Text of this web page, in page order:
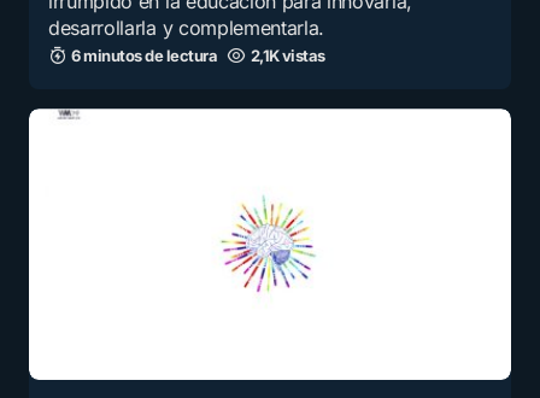
desarrollarla y complementarla.
6 minutos de lectura 2,1K vistas